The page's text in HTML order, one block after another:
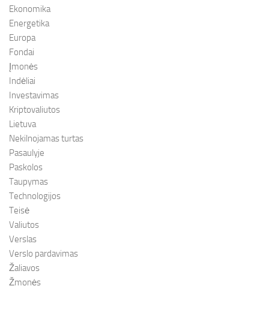
Ekonomika
Energetika
Europa
Fondai
Įmonės
Indėliai
Investavimas
Kriptovaliutos
Lietuva
Nekilnojamas turtas
Pasaulyje
Paskolos
Taupymas
Technologijos
Teisė
Valiutos
Verslas
Verslo pardavimas
Žaliavos
Žmonės